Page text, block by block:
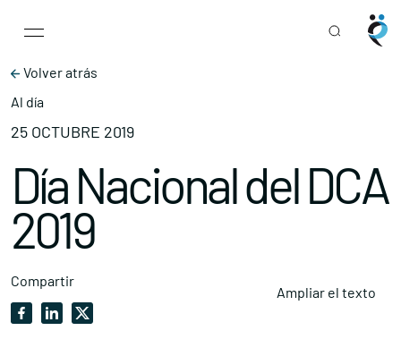
Main Navigation
Volver atrás
Al día
25 OCTUBRE 2019
Día Nacional del DCA
2019
Compartir
Ampliar el texto